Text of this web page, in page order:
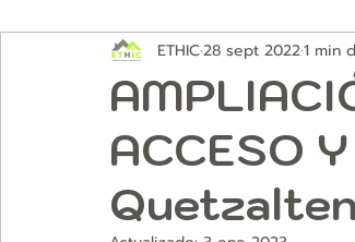
Remodelación y
ACCESO
ETHIC28 sept 20221 min